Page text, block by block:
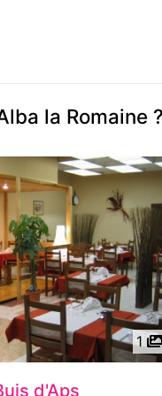
la Romaine
1
d'Aps